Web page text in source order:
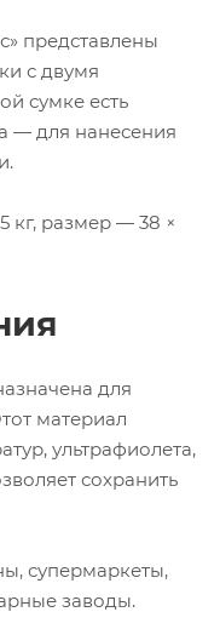
представлены
с двумя
сумке есть
— для нанесения
кг, размер — 38 ×
для
материал
ультрафиолета,
сохранить
супермаркеты,
заводы.